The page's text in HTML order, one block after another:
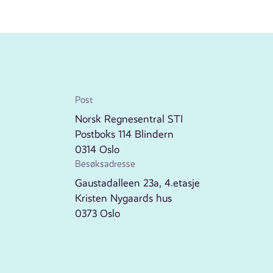
Post
Norsk Regnesentral STI
Postboks 114 Blindern
0314 Oslo
Besøksadresse
Gaustadalleen 23a, 4.etasje
Kristen Nygaards hus
0373 Oslo